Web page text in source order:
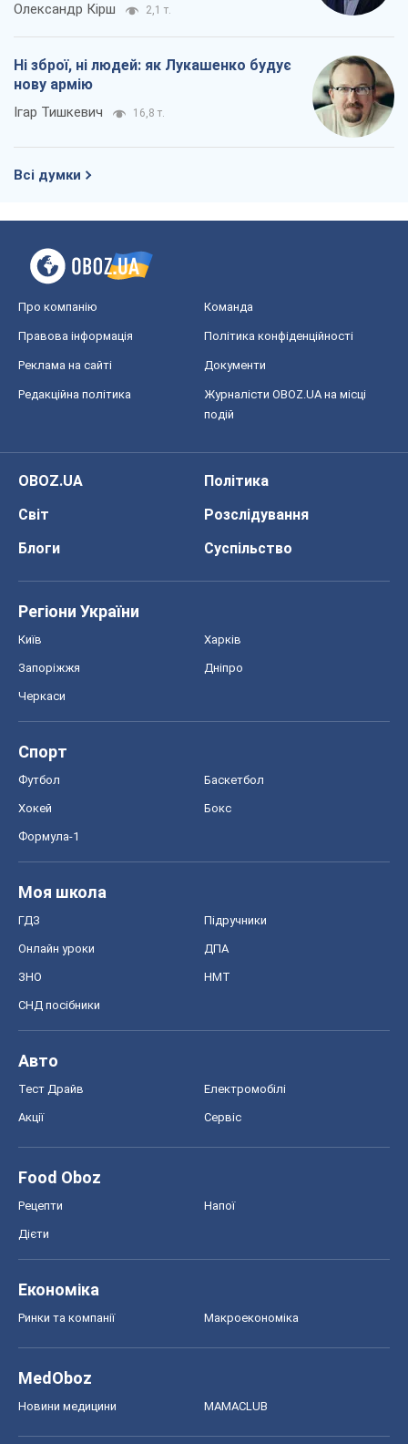
Олександр Кірш 2,1 т.
Ні зброї, ні людей: як Лукашенко будує
нову армію
Ігар Тишкевич 16,8 т.
Всі думки
Про компанію Команда
Правова інформація Політика конфіденційності
Реклама на сайті Документи
Редакційна політика
Журналісти OBOZ.UA на місці
подій
OBOZ.UA
Політика
Світ
Розслідування
Блоги
Суспільство
Регіони України
Київ Харків
Запоріжжя Дніпро
Черкаси
Спорт
Футбол Баскетбол
Хокей Бокс
Формула-1
Моя школа
ГДЗ Підручники
Онлайн уроки ДПА
ЗНО НМТ
СНД посібники
Авто
Тест Драйв Електромобілі
Акції Сервіс
Food Oboz
Рецепти Напої
Дієти
Економіка
Ринки та компанії Макроекономіка
MedOboz
Новини медицини MAMACLUB